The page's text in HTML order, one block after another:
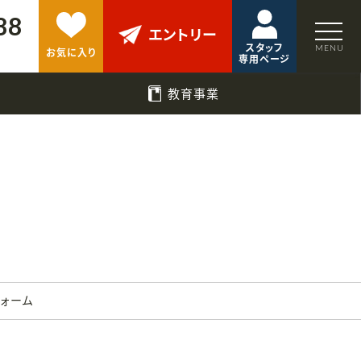
お気に入り
エントリー
スタッフ
専用ページ
教育事業
ーム